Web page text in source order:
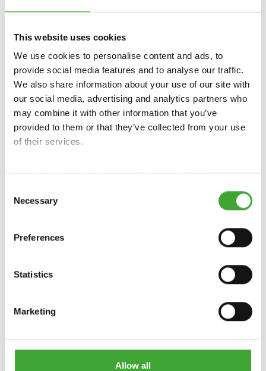
This website uses cookies
We use cookies to personalise content and ads, to
provide social media features and to analyse our traffic.
We also share information about your use of our site with
our social media, advertising and analytics partners who
may combine it with other information that you’ve
provided to them or that they’ve collected from your use
of their services.
Selection
Necessary
Preferences
Statistics
Marketing
Allow all
NOSTALGIE NA ZAHRADĚ
Vytvořte si vintage vzhled ve své vlastní zahradě